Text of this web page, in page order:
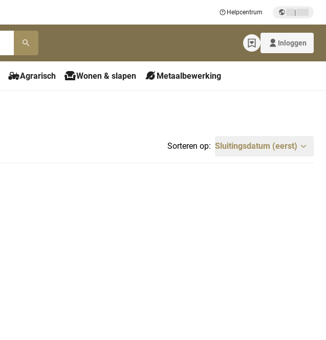
Helpcentrum |
Inloggen
Agrarisch Wonen & slapen Metaalbewerking
Sorteren op: Sluitingsdatum (eerst)